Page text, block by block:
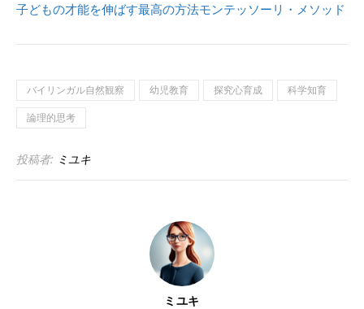
子どもの才能を伸ばす最高の方法モンテッソーリ・メソッド
バイリンガル自然観察 幼児教育 探究心育成
科学知育
論理的思考
投稿者: ミユキ
ミユキ